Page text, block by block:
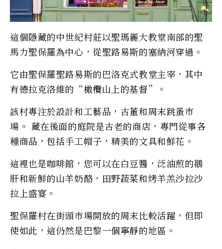
這個隱藏的中世紀村莊以聖瑪麗大教堂南部的聖
馬力聖保羅為中心，從聖路易斯的塞納河穿過。
它由聖保羅聖路易斯的巴洛克式教堂主宰，其中
有德拉克洛維的“橄欖山上的基督”。
該村專注於設計和工藝品，古董和周末跳蚤市
場。 藏在後面的庭院是古老的商店，專門從事各
種商品，包括手工帽子，精美的文具和鮮花。
這裡也是咖啡館，您可以在白豆醬，泛油煎的鵝
肝和新鮮的山羊奶酪，田野蔬菜和烤羊羔沙拉沙
拉上盛宴。
聖保羅村在街頭市場開放的周末比較活躍，但即
使如此，這仍然是巴黎一個寧靜的地區。